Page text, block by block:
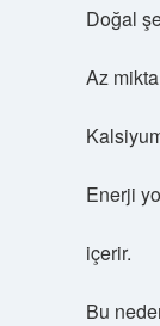
Doğal
Az
Enerji
içerir.
Bu